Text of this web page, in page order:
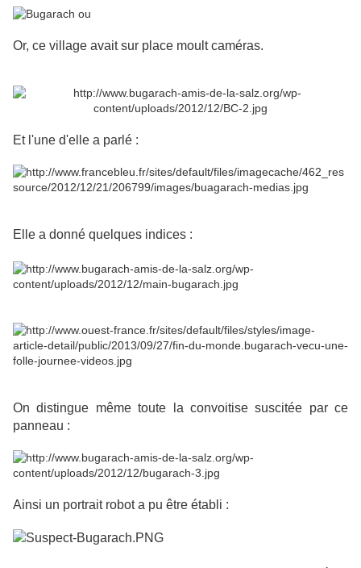
Or, ce village avait sur place moult caméras.
Et l'une d'elle a parlé :
Elle a donné quelques indices :
On distingue même toute la convoitise suscitée par ce
panneau :
Ainsi un portrait robot a pu être établi :